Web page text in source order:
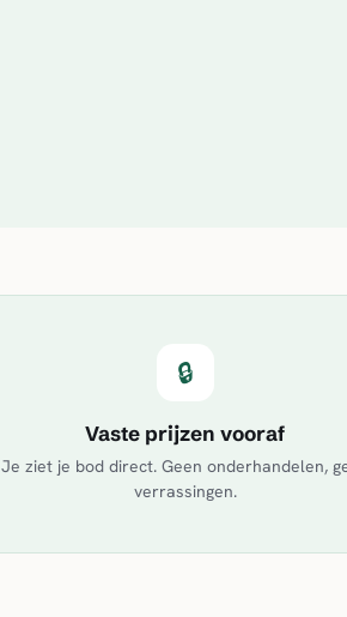
🔒
Vaste prijzen vooraf
Je ziet je bod direct. Geen onderhandelen,
verrassingen.